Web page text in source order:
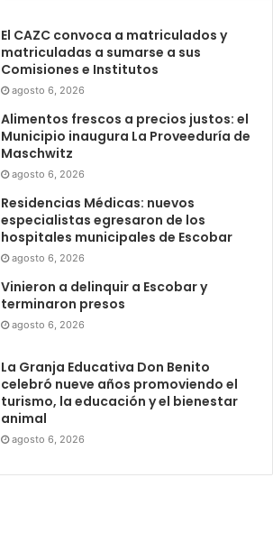
El CAZC convoca a matriculados y
matriculadas a sumarse a sus
Comisiones e Institutos
agosto 6, 2026
Alimentos frescos a precios justos: el
Municipio inaugura La Proveeduría de
Maschwitz
agosto 6, 2026
Residencias Médicas: nuevos
especialistas egresaron de los
hospitales municipales de Escobar
agosto 6, 2026
Vinieron a delinquir a Escobar y
terminaron presos
agosto 6, 2026
La Granja Educativa Don Benito
celebró nueve años promoviendo el
turismo, la educación y el bienestar
animal
agosto 6, 2026